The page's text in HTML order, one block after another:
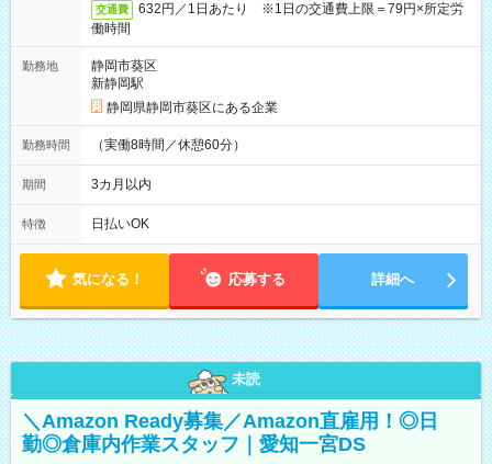
交通費
632円／1日あたり ※1日の交通費上限＝79円×所定労
働時間
勤務地
静岡市葵区
新静岡駅
静岡県静岡市葵区にある企業
勤務時間 （実働8時間／休憩60分）
期間 3カ月以内
特徴 日払いOK
気になる！ 応募する 詳細へ
未読
＼Amazon Ready募集／Amazon直雇用！◎日
勤◎倉庫内作業スタッフ｜愛知一宮DS